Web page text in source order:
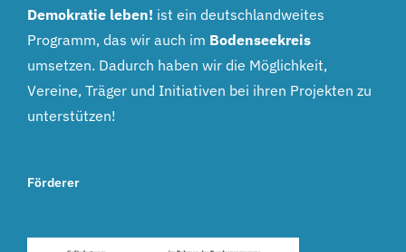
Demokratie leben! ist ein deutschlandweites
Programm, das wir auch im Bodenseekreis
umsetzen. Dadurch haben wir die Möglichkeit,
Vereine, Träger und Initiativen bei ihren Projekten zu
unterstützen!
Förderer